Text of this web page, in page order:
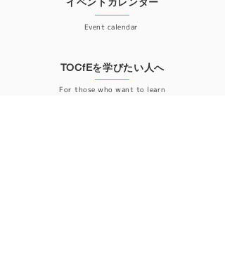
イベントカレンダー
Event calendar
TOCfEを学びたい人へ
For those who want to learn